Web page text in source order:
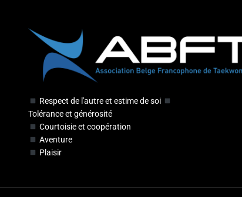
Respect de l'autre et estime de soi
Tolérance et générosité
Courtoisie et coopération
Aventure
Plaisir